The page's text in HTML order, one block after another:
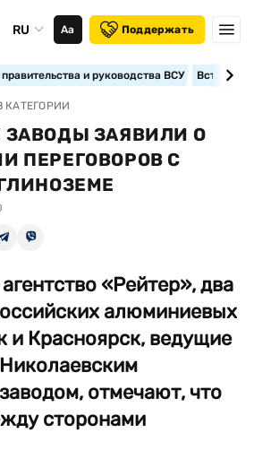
RU Аа Поддержать
и руководства ВСУ
КАТЕГОРИИ
ЗАЯВИЛИ О
ПЕРЕГОВОРОВ С
«Рейтер», два
алюминиевых
и Красноярск, ведущие
отмечают, что
сторонами